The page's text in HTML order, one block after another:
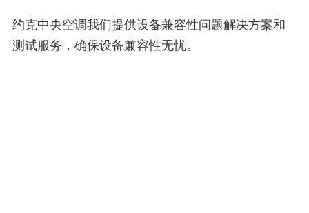
约克中央空调我们提供设备兼容性问题解决方案和
测试服务，确保设备兼容性无忧。